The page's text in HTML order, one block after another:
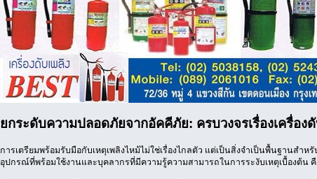
ยกระดับความปลอดภัยจากอัคคีภัย: ครบวงจรเรื่องเครื่อง
การเตรียมพร้อมรับมือกับเหตุเพลิงไหม้ไม่ใช่เรื่องไกลตัว แต่เป็นสิ่งจำเป็นพื้นฐานส
อุปกรณ์ที่พร้อมใช้งานและบุคลากรที่มีความรู้ความสามารถในการระงับเหตุเบื้องต้